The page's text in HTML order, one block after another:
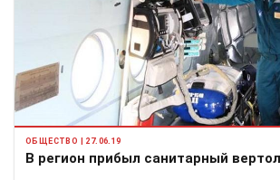
ОБЩЕСТВО | 27.06.19
В регион прибыл санитарный